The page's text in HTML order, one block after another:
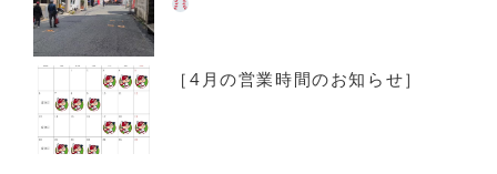
［4月の営業時間のお知らせ］